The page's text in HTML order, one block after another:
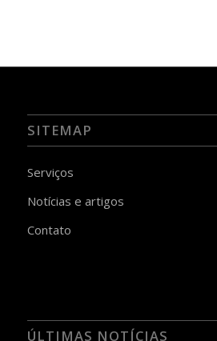
SITEMAP
Serviços
Notícias e artigos
Contato
ÚLTIMAS NOTÍCIAS